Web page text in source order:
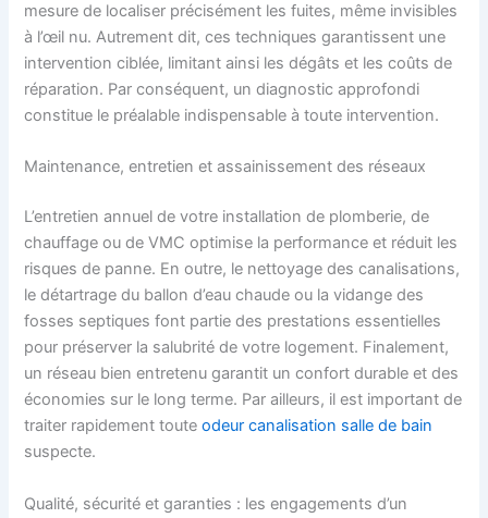
mesure de localiser précisément les fuites, même invisibles
à l’œil nu. Autrement dit, ces techniques garantissent une
intervention ciblée, limitant ainsi les dégâts et les coûts de
réparation. Par conséquent, un diagnostic approfondi
constitue le préalable indispensable à toute intervention.
Maintenance, entretien et assainissement des réseaux
L’entretien annuel de votre installation de plomberie, de
chauffage ou de VMC optimise la performance et réduit les
risques de panne. En outre, le nettoyage des canalisations,
le détartrage du ballon d’eau chaude ou la vidange des
fosses septiques font partie des prestations essentielles
pour préserver la salubrité de votre logement. Finalement,
un réseau bien entretenu garantit un confort durable et des
économies sur le long terme. Par ailleurs, il est important de
traiter rapidement touteodeur canalisation salle de bain
suspecte.
Qualité, sécurité et garanties : les engagements d’un